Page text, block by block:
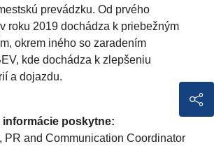
prevádzku. Od prvého
roku 2019 dochádza k priebežným
okrem iného so zaradením
kde dochádza k zlepšeniu
a dojazdu.
informácie poskytne:
PR and Communication Coordinator